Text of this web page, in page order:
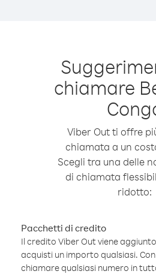
chiamare
Viber Out ti offre
chiamata a un
Scegli tra una delle
di chiamata
ridotto:
Pacchetti di credito
Il credito Viber Out viene
acquisti un importo qualsiasi.
chiamare qualsiasi numero in